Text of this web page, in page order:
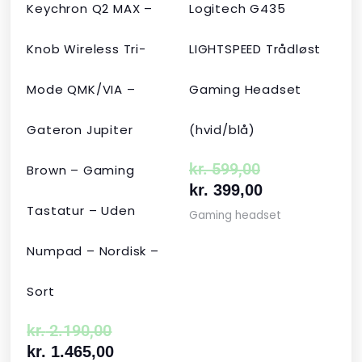
Keychron Q2 MAX –
Knob Wireless Tri-
Mode QMK/VIA –
Gateron Jupiter
Brown – Gaming
Tastatur – Uden
Numpad – Nordisk –
Sort
kr.2.190,00
kr. 1.465,00
Logitech G435
LIGHTSPEED Trådløst
Gaming Headset
(hvid/blå)
kr.599,00
kr. 399,00
Gaming headset